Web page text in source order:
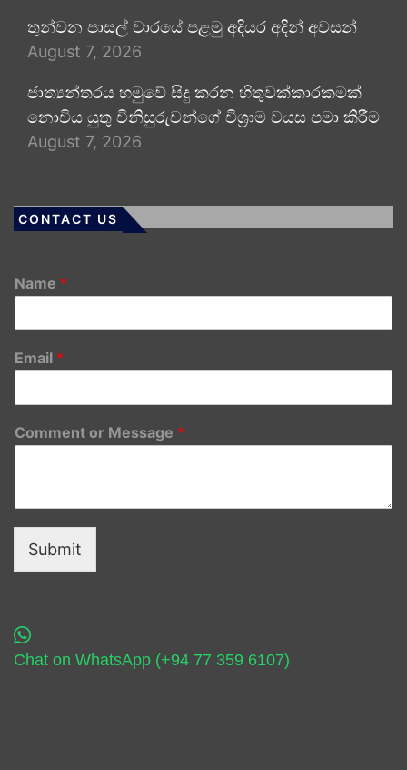
තුන්වන පාසල් වාරයේ පළමු අදියර අදින් අවසන්
August 7, 2026
ජාත්‍යන්තරය හමුවේ සිදු කරන හිතුවක්කාරකමක්
නොවිය යුතු විනිසුරුවන්ගේ විශ්‍රාම වයස පමා කිරීම
August 7, 2026
CONTACT US
Name *
Email *
Comment or Message *
Submit
Chat on WhatsApp (+94 77 359 6107)